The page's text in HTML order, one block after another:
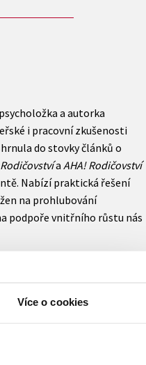
Více o cookies
a autorka
i pracovní zkušenosti
do stovky článků o
a AHA! Rodičovství
Nabízí praktická řešení
na prohlubování
podpoře vnitřního růstu nás